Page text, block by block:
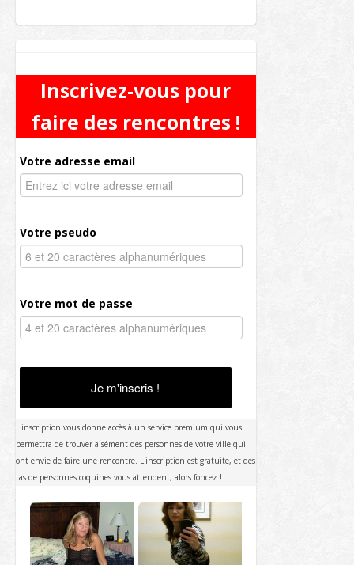
Inscrivez-vous pour
faire des rencontres !
Votre adresse email
Votre pseudo
Votre mot de passe
Je m'inscris !
L'inscription vous donne accès à un service premium qui vous
permettra de trouver aisément des personnes de votre ville qui
ont envie de faire une rencontre. L'inscription est gratuite, et des
tas de personnes coquines vous attendent, alors foncez !